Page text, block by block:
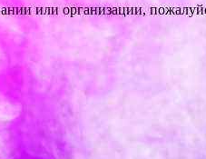
или организации,